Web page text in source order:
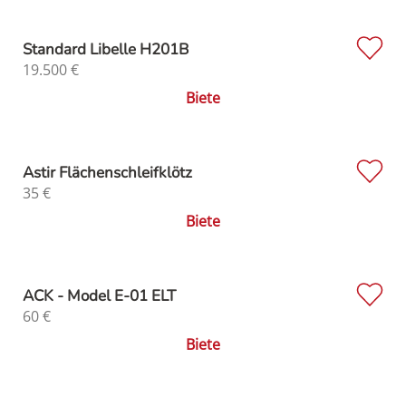
Standard Libelle H201B
19.500€
Biete
Astir Flächenschleifklötz
35€
Biete
ACK - Model E-01 ELT
60€
Biete